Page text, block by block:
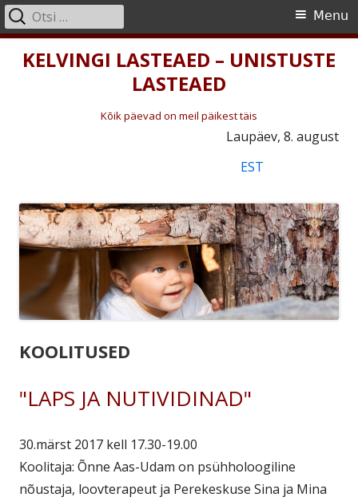
KELVINGI LASTEAED – UNISTUSTE
LASTEAED
Kõik päevad on meil päikest täis
Laupäev, 8. august
EST
Primary
Menu
Menu
Otsi:
KOOLITUSED
"LAPS JA NUTIVIDINAD"
30.märst 2017 kell 17.30-19.00
Koolitaja: Õnne Aas-Udam on psühholoogiline
nõustaja, loovterapeut ja Perekeskuse Sina ja Mina